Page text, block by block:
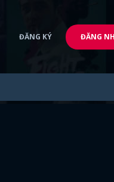
ĐĂNG KÝ ĐĂNG